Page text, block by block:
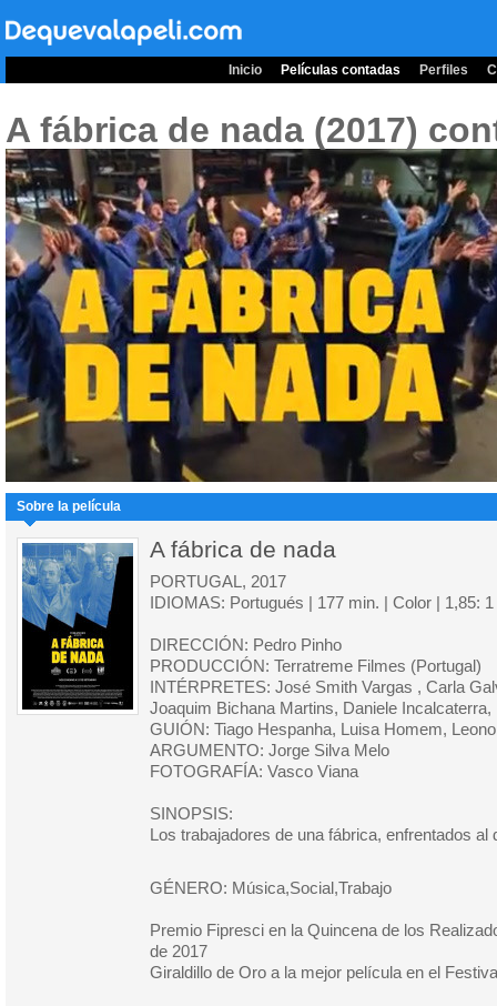
Inicio Películas contadas Perfiles
A fábrica de nada (2017)
Sobre la película
A fábrica de nada
PORTUGAL, 2017
IDIOMAS: Portugués | 177 min. | Color | 1,85:
DIRECCIÓN: Pedro Pinho
PRODUCCIÓN: Terratreme Filmes (Portugal)
INTÉRPRETES: José Smith Vargas , Carla
Joaquim Bichana Martins, Daniele
GUIÓN: Tiago Hespanha, Luisa Homem,
ARGUMENTO: Jorge Silva Melo
FOTOGRAFÍA: Vasco Viana
SINOPSIS:
Los trabajadores de una fábrica, enfrentados
GÉNERO: Música,Social,Trabajo
Premio Fipresci en la Quincena de los
de 2017
Giraldillo de Oro a la mejor película en el